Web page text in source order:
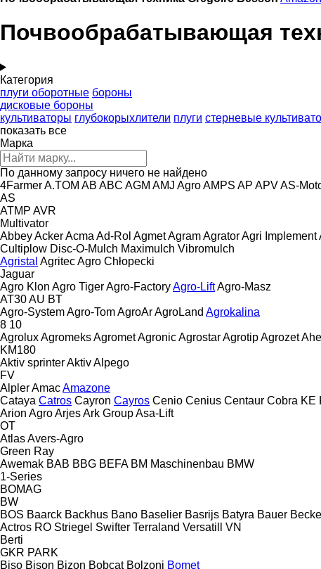
Почвообрабатывающая
Категория
плуги оборотные бороны
дисковые бороны
культиваторы глубокорыхлители плуги стерневые
показать все
Марка
По данному запросу ничего не найдено
4FarmerA.TOM AB ABC AGM AMJ AgroAMPS AP APVAS-
AS
ATMP AVR
Multivator
AbbeyAckerAcma Ad-Rol AgmetAgramAgratorAgri Implement
Cultiplow Disc-O-Mulch Maximulch Vibromulch
Agristal AgritecAgro Chłopecki
Jaguar
Agro Klon Agro TigerAgro-FactoryAgro-LiftAgro-Masz
AT30AU BT
Agro-SystemAgro-TomAgroArAgroLand Agrokalina
8 10
AgroluxAgromeksAgrometAgronicAgrostarAgrotipAgrozet
KM180
Aktiv sprinterAktivAlpego
FV
AlplerAmacAmazone
Cataya Catros Cayron Cayros Cenio Cenius Centaur Cobra KE
Arion AgroArjesArk GroupAsa-Lift
OT
AtlasAvers-Agro
Green Ray
Awemak BAB BBG BEFA BM Maschinenbau BMW
1-Series
BOMAG
BW
BOS Baarck Backhus Bano Baselier Basrijs Batyra Bauer
Actros RO Striegel Swifter Terraland Versatill VN
Berti
GKR PARK
Biso Bison Bizon Bobcat Bolzoni Bomet